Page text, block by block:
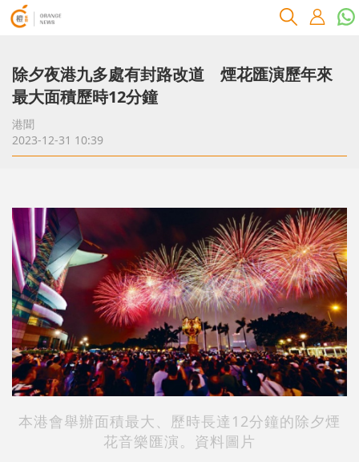
除夕夜港九多處有封路改道 煙花匯演歷年來
最大面積歷時12分鐘
港聞
2023-12-31 10:39
本港會舉辦面積最大、歷時長達12分鐘的除夕煙
花音樂匯演。資料圖片